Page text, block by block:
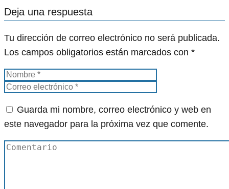
Deja una respuesta
Tu dirección de correo electrónico no será publicada.
Los campos obligatorios están marcados con *
Guarda mi nombre, correo electrónico y web en
este navegador para la próxima vez que comente.